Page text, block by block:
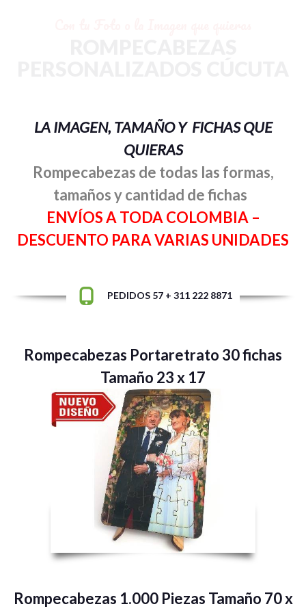
LA IMAGEN, TAMAÑO Y FICHAS QUE
QUIERAS
Rompecabezas de todas las formas,
tamaños y cantidad de fichas
ENVÍOS A TODA COLOMBIA –
DESCUENTO PARA VARIAS UNIDADES
PEDIDOS 57 + 311 222 8871
Rompecabezas Portaretrato 30 fichas
Tamaño 23 x 17
Rompecabezas 1.000 Piezas Tamaño 70 x